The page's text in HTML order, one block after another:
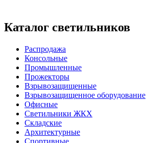
Каталог светильников
Распродажа
Консольные
Промышленные
Прожекторы
Взрывозащищенные
Взрывозащищенное оборудование
Офисные
Cветильники ЖКХ
Складские
Архитектурные
Спортивные